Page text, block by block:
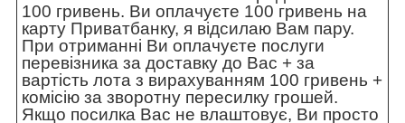
100 гривень. Ви оплачуєте 100 гривень на
карту Приватбанку, я відсилаю Вам пару.
При отриманні Ви оплачуєте послуги
перевізника за доставку до Вас + за
вартість лота з вирахуванням 100 гривень +
комісію за зворотну пересилку грошей.
Якщо посилка Вас не влаштовує, Ви просто